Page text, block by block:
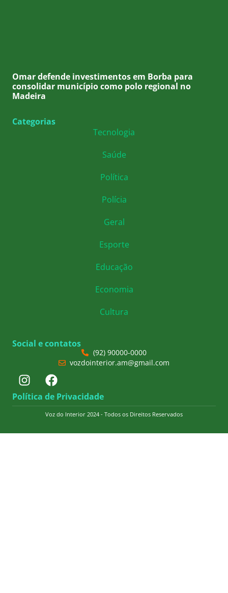
Omar defende investimentos em Borba para
consolidar município como polo regional no
Madeira
Categorias
Tecnologia
Saúde
Política
Polícia
Geral
Esporte
Educação
Economia
Cultura
Social e contatos
(92) 90000-0000
vozdointerior.am@gmail.com
Política de Privacidade
Voz do Interior 2024 - Todos os Direitos Reservados